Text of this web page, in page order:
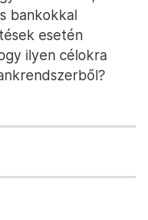
bankokkal
esetén
ilyen célokra